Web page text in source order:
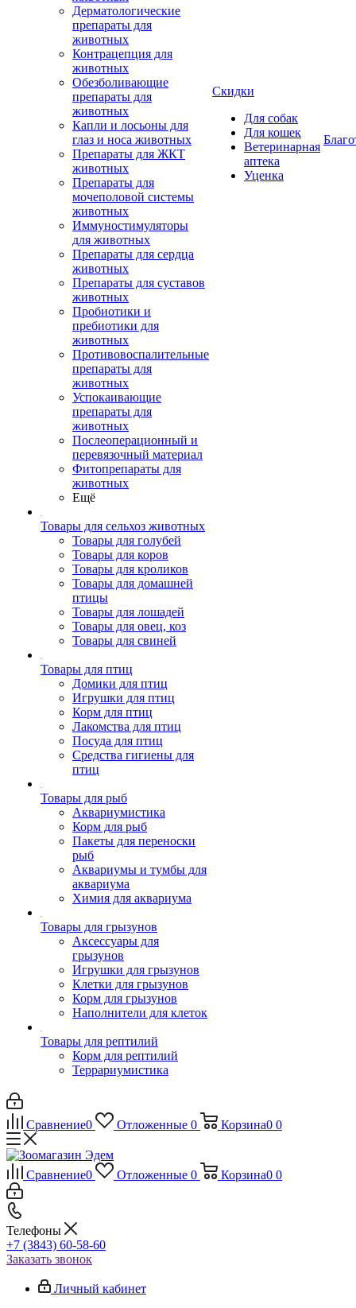
Дерматологические
препараты для
животных
Контрацепция для
животных
Обезболивающие
препараты для
животных
Капли и лосьоны для
глаз и носа животных
Препараты для ЖКТ
животных
Препараты для
мочеполовой системы
животных
Иммуностимуляторы
для животных
Препараты для сердца
животных
Препараты для суставов
животных
Пробиотики и
пребиотики для
животных
Противовоспалительные
препараты для
животных
Успокаивающие
препараты для
животных
Послеоперационный и
перевязочный материал
Фитопрепараты для
животных
Ещё
Товары для сельхоз животных
Товары для голубей
Товары для коров
Товары для кроликов
Товары для домашней
птицы
Товары для лошадей
Товары для овец, коз
Товары для свиней
Товары для птиц
Домики для птиц
Игрушки для птиц
Корм для птиц
Лакомства для птиц
Посуда для птиц
Средства гигиены для
птиц
Товары для рыб
Аквариумистика
Корм для рыб
Пакеты для переноски
рыб
Аквариумы и тумбы для
аквариума
Химия для аквариума
Товары для грызунов
Аксессуары для
грызунов
Игрушки для грызунов
Клетки для грызунов
Корм для грызунов
Наполнители для клеток
Товары для рептилий
Корм для рептилий
Террариумистика
Скидки
Для собак
Для кошек
Ветеринарная
аптека
Уценка
Сравнение0 Отложенные 0 Корзина0 0
Сравнение0 Отложенные 0 Корзина0 0
Телефоны
+7 (3843) 60-58-60
Заказать звонок
Личный кабинет